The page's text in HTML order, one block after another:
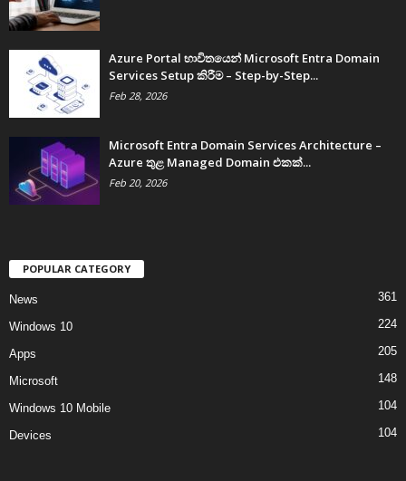
Azure Portal භාවිතයෙන් Microsoft Entra Domain
Services Setup කිරීම – Step-by-Step...
Feb 28, 2026
Microsoft Entra Domain Services Architecture –
Azure තුළ Managed Domain එකක්...
Feb 20, 2026
POPULAR CATEGORY
News 361
Windows 10 224
Apps 205
Microsoft 148
Windows 10 Mobile 104
Devices 104